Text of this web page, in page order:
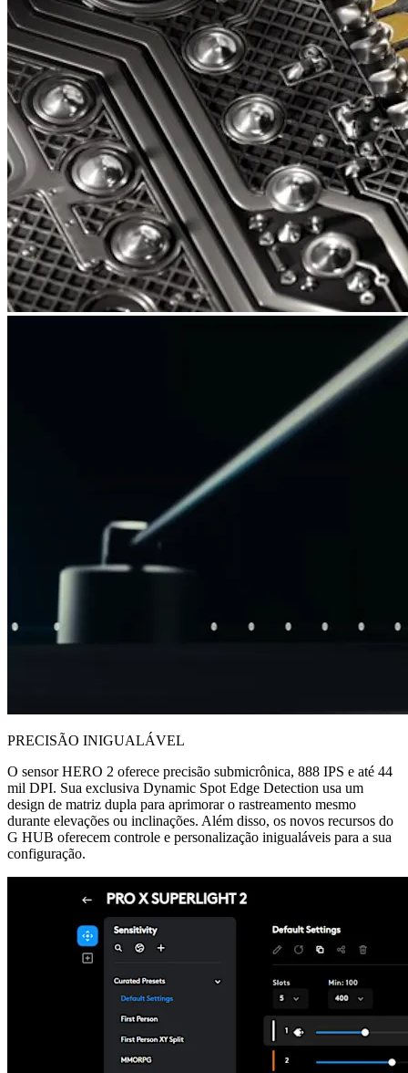
PRECISÃO INIGUALÁVEL
O sensor HERO 2 oferece precisão submicrônica, 888 IPS e até 44
mil DPI. Sua exclusiva Dynamic Spot Edge Detection usa um
design de matriz dupla para aprimorar o rastreamento mesmo
durante elevações ou inclinações. Além disso, os novos recursos do
G HUB oferecem controle e personalização inigualáveis para a sua
configuração.